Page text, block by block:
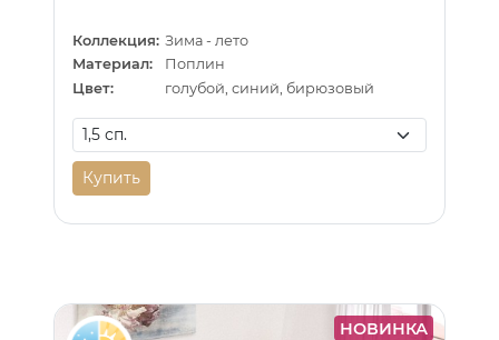
Коллекция: Зима - лето
Материал:
Поплин
Цвет:
голубой, синий, бирюзовый
Купить
НОВИНКА